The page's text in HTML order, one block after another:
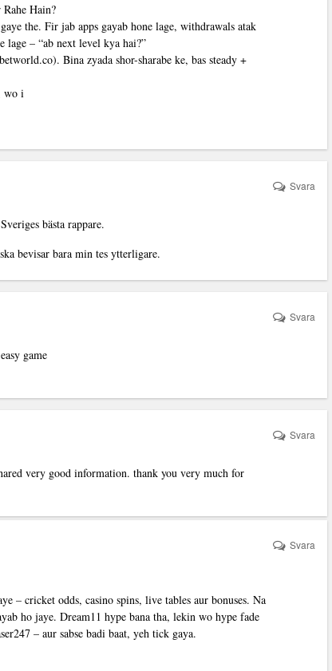
Hain?
the. Fir jab apps gayab hone lage, withdrawals atak
lage – “ab next level kya hai?”
Bina zyada shor-sharabe ke, bas steady +
wo i
bästa rappare.
bevisar bara min tes ytterligare.
Svara
game
Svara
very good information. thank you very much for
Svara
– cricket odds, casino spins, live tables aur bonuses. Na
ho jaye. Dream11 hype bana tha, lekin wo hype fade
– aur sabse badi baat, yeh tick gaya.
Svara